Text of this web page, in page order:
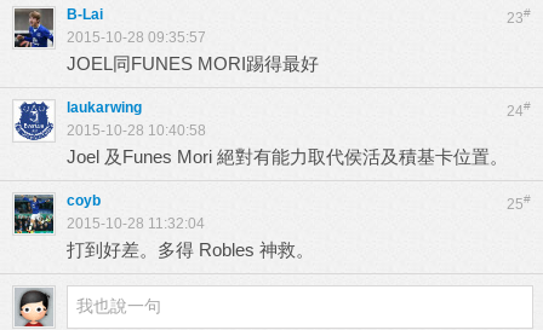
23#
B-Lai
2015-10-28 09:35:57
JOEL同FUNES MORI踢得最好
24#
laukarwing
2015-10-28 10:40:58
Joel 及Funes Mori 絕對有能力取代侯活及積基卡位置。
25#
coyb
2015-10-28 11:32:04
打到好差。多得 Robles 神救。